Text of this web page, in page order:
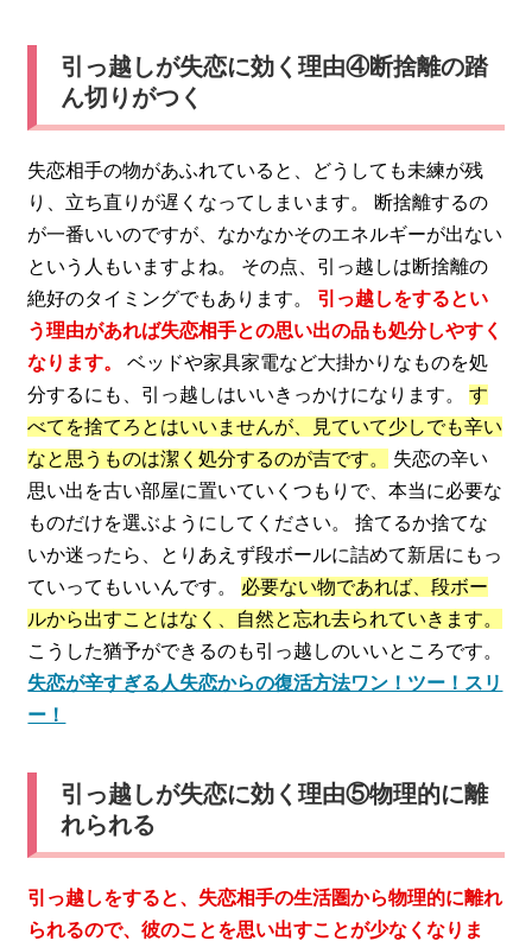
引っ越しが失恋に効く理由④断捨離の踏
ん切りがつく
失恋相手の物があふれていると、どうしても未練が残
り、立ち直りが遅くなってしまいます。 断捨離するの
が一番いいのですが、なかなかそのエネルギーが出ない
という人もいますよね。 その点、引っ越しは断捨離の
絶好のタイミングでもあります。 引っ越しをするとい
う理由があれば失恋相手との思い出の品も処分しやすく
なります。
ベッドや家具家電など大掛かりなものを処
分するにも、引っ越しはいいきっかけになります。す
べてを捨てろとはいいませんが、見ていて少しでも辛い
なと思うものは潔く処分するのが吉です。
失恋の辛い
思い出を古い部屋に置いていくつもりで、本当に必要な
ものだけを選ぶようにしてください。 捨てるか捨てな
いか迷ったら、とりあえず段ボールに詰めて新居にもっ
ていってもいいんです。 必要ない物であれば、段ボー
ルから出すことはなく、自然と忘れ去られていきます。
こうした猶予ができるのも引っ越しのいいところです。
失恋が辛すぎる人失恋からの復活方法ワン！ツー！スリ
ー！
引っ越しが失恋に効く理由⑤物理的に離
れられる
引っ越しをすると、失恋相手の生活圏から物理的に離れ
られるので、彼のことを思い出すことが少なくなりま